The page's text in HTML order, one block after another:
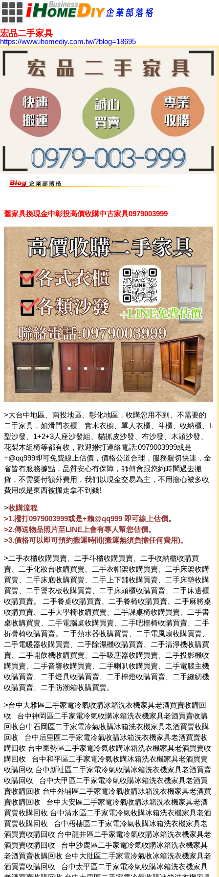
宏品二手家具
https://www.ihomediy.com.tw/?blog=18695
舊家具換現金中彰投高價收購中古家具0979003999
>大台中地區、南投地區、彰化地區，收購您用不到、不需要的
二手家具，如滑門衣櫃、實木衣櫥、單人衣櫃、斗櫃、收納櫃、L
型沙發、1+2+3人座沙發組、貓抓皮沙發、布沙發、木頭沙發、
花梨木組椅等都有收，歡迎撥打連絡電話:0979003999或是
+@qq999即可免費線上估價，價格公道合理，服務親切快速，全
省皆有服務據點，品質安心有保障，師傅會跟您約時間過去搬
貨，不需要付額外費用，我們以現金交易為主，不用擔心被多收
費用或是東西被搬走拿不到錢!
>收購流程
>1.撥打0979003999或是+賴@qq999 即可線上估價。
>2.傳送物品照片至LINE上會有專人幫您估價。
>3.價格可以即可預約搬運時間(搬運無須負擔任何費用)。
>二手衣櫃收購買賣、二手斗櫃收購買賣、二手收納櫃收購買
賣、二手化妝台收購買賣、二手衣帽架收購買賣、二手床架收購
買賣、二手床底收購買賣、二手上下舖收購買賣、二手床墊收購
買賣、二手燙衣板收購買賣、二手床頭櫃收購買賣、二手床邊櫃
收購買賣。 二手餐桌收購買賣、二手餐椅收購買賣、二手麻將桌
收購買賣、二手大學椅收購買賣、二手課桌椅收購買賣、二手書
桌收購買賣、二手電腦桌收購買賣、二手吧檯椅收購買賣、二手
折疊椅收購買賣。二手熱水器收購買賣、二手電風扇收購買賣、
二手電暖器收購買賣、二手除濕機收購買賣、二手清淨機收購買
賣、二手開飲機收購買賣、二手吸塵器收購買賣、二手投影機收
購買賣、二手音響收購買賣、二手喇叭收購買賣、二手電腦主機
收購買賣、二手燈具收購買賣、二手檯燈收購買賣、二手縫紉機
收購買賣、二手防潮箱收購買賣。
>台中大雅區二手家電冷氣收購冰箱洗衣機家具老酒買賣收購回
收 台中神岡區二手家電冷氣收購冰箱洗衣機家具老酒買賣收購
回收台中石岡區二手家電冷氣收購冰箱洗衣機家具老酒買賣收購
回收 台中后里區二手家電冷氣收購冰箱洗衣機家具老酒買賣收
購回收 台中東勢區二手家電冷氣收購冰箱洗衣機家具老酒買賣收
購回收 台中和平區二手家電冷氣收購冰箱洗衣機家具老酒買賣
收購回收 台中新社區二手家電冷氣收購冰箱洗衣機家具老酒買賣
收購回收 台中大甲區二手家電冷氣收購冰箱洗衣機家具老酒買
賣收購回收 台中外埔區二手家電冷氣收購冰箱洗衣機家具老酒買
賣收購回收 台中大安區二手家電冷氣收購冰箱洗衣機家具老酒
買賣收購回收 台中清水區二手家電冷氣收購冰箱洗衣機家具老酒
買賣收購回收 台中梧棲區二手家電冷氣收購冰箱洗衣機家具老
酒買賣收購回收 台中龍井區二手家電冷氣收購冰箱洗衣機家具老
酒買賣收購回收 台中沙鹿區二手家電冷氣收購冰箱洗衣機家具
老酒買賣收購回收 台中大肚區二手家電冷氣收冰箱洗衣機家具老
酒買賣收購回收 台中太平區二手家電冷氣收購冰箱洗衣機家具